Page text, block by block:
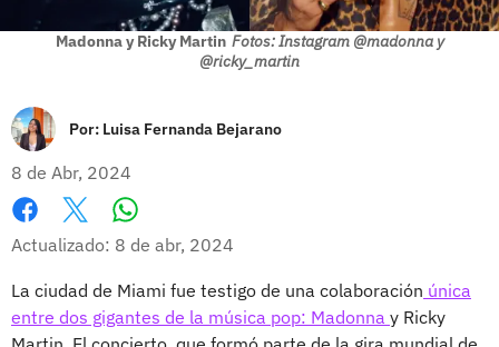
Madonna y Ricky Martin Fotos: Instagram @madonna y
@ricky_martin
Por: Luisa Fernanda Bejarano
8 de Abr, 2024
Facebook
X
Actualizado: 8 de abr, 2024
La ciudad de Miami fue testigo de una colaboración única
entre dos gigantes de la música pop: Madonna y Ricky